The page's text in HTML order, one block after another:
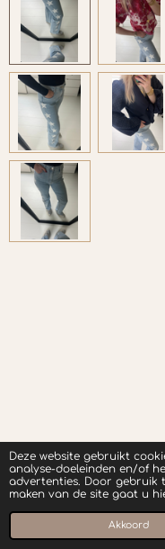
Deze website gebruikt
analyse-doeleinden en/of
advertenties. Door gebruik
maken van de site gaat u
Akkoord
© 2023 - 2025 Newbabez